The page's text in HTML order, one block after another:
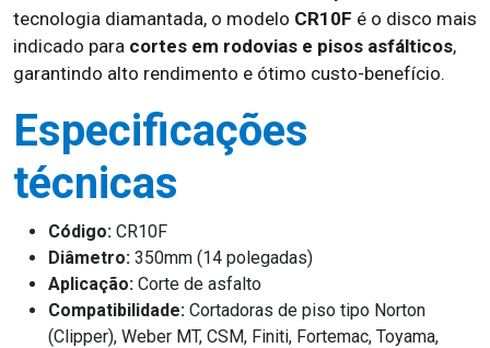
tecnologia diamantada, o modelo CR10F é o disco mais
indicado para cortes em rodovias e pisos asfálticos,
garantindo alto rendimento e ótimo custo-benefício.
Especificações
técnicas
Código: CR10F
Diâmetro: 350mm (14 polegadas)
Aplicação: Corte de asfalto
Compatibilidade: Cortadoras de piso tipo Norton
(Clipper), Weber MT, CSM, Finiti, Fortemac, Toyama,